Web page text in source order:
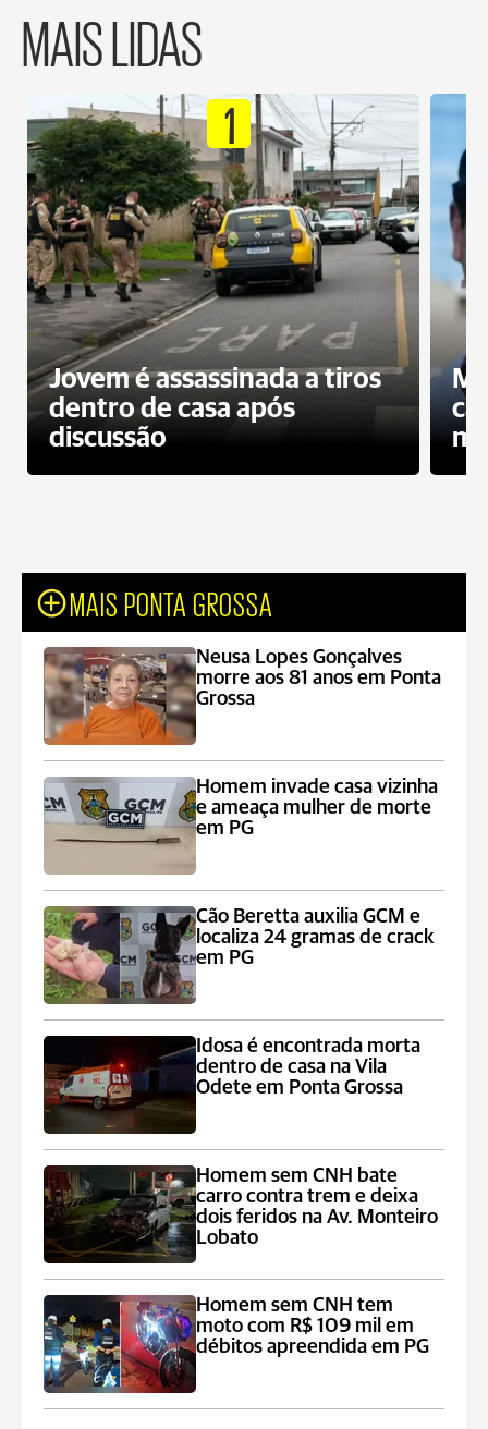
MAIS LIDAS
1
Jovem é assassinada a tiros
dentro de casa após
discussão
MAIS PONTA GROSSA
Neusa Lopes Gonçalves
morre aos 81 anos em Ponta
Grossa
Homem invade casa vizinha
e ameaça mulher de morte
em PG
Cão Beretta auxilia GCM e
localiza 24 gramas de crack
em PG
Idosa é encontrada morta
dentro de casa na Vila
Odete em Ponta Grossa
Homem sem CNH bate
carro contra trem e deixa
dois feridos na Av. Monteiro
Lobato
Homem sem CNH tem
moto com R$ 109 mil em
débitos apreendida em PG